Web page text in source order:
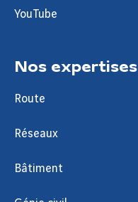
YouTube
Nos expertises
Route
Réseaux
Bâtiment